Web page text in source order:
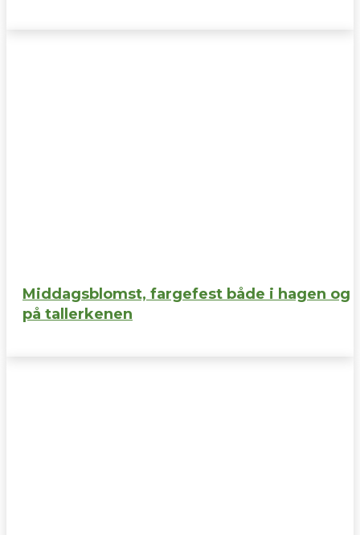
Middagsblomst, fargefest både i hagen og
på tallerkenen